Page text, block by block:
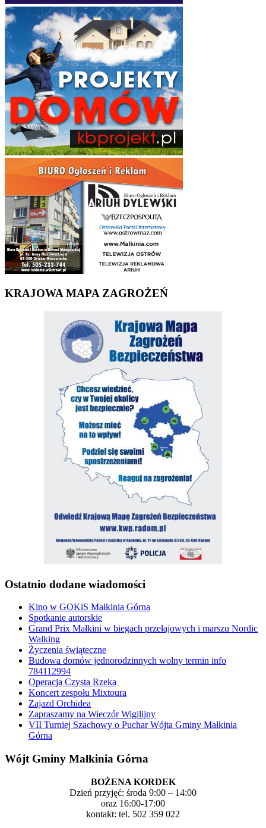
KRAJOWA MAPA ZAGROŻEŃ
Ostatnio dodane wiadomości
Kino w GOKiS Małkinia Górna
Spotkanie autorskie
Grand Prix Małkini w biegach przełajowych i marszu Nordic
Walking
Życzenia świąteczne
Budowa domów jednorodzinnych wolny termin info
784112994
Operacja Czysta Rzeka
Koncert zespołu Mixtoura
Zajazd Orchidea
Zapraszamy na Wieczór Wigilijny
VII Turniej Szachowy o Puchar Wójta Gminy Małkinia
Górna
Wójt Gminy Małkinia Górna
BOŻENA KORDEK
Dzień przyjęć: środa 9:00 – 14:00
oraz 16:00-17:00
kontakt: tel. 502 359 022